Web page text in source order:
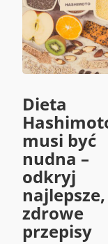
Dieta
musi być
nudna –
odkryj
najlepsze,
zdrowe
przepisy